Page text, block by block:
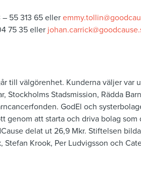
55 313 65 eller
75 35 eller
till välgörenhet. Kunderna väljer var
Stockholms Stadsmission, Rädda
GodEl och
genom att starta och driva bolag
delat ut 26,9 Mkr. Stiftelsen
Krook, Per Ludvigsson och